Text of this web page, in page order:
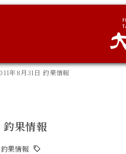
年8月31日 釣果情報
釣果情報
釣果情報